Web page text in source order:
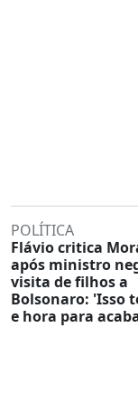
POLÍTICA
Flávio critica
após ministro
visita de filhos a
Bolsonaro: 'Isso
e hora para